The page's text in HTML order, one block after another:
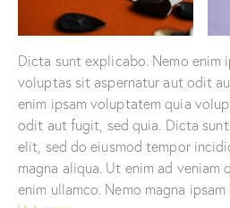
Dicta sunt explicabo. Nemo enim
voluptas sit aspernatur aut odit
enim ipsam voluptatem quia
odit aut fugit, sed quia. Dicta
elit, sed do eiusmod tempor
magna aliqua. Ut enim ad
enim ullamco. Nemo magna ipsam